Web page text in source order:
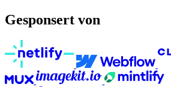
Gesponsert von